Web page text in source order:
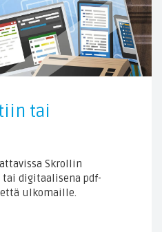
tai
Skrollin
digitaalisena pdf-
että ulkomaille.